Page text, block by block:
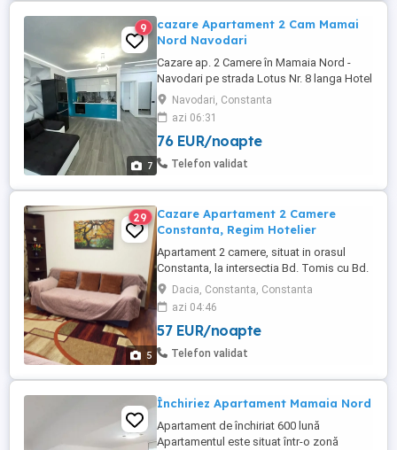
7
9
cazare Apartament 2 Cam Mamai
Nord Navodari
Cazare ap. 2 Camere în Mamaia Nord -
Navodari pe strada Lotus Nr. 8 langa Hotel
Opera si White Tower , langa cluburi , loc
de parcare Privat. Cei care nu au o parcare
este o mare problema cu parcarea în
zona, 100m de plaja .Luni-Miercuri 400
noapte -,Joi Vineri Sambata Duminica 500
Navodari, Constanta
azi 06:31
76 EUR/noapte
Telefon validat
5
29
Cazare Apartament 2 Camere
Constanta, Regim Hotelier
Apartament 2 camere, situat in orasul
Constanta, la intersectia Bd. Tomis cu Bd.
Al. Lapusneanu (zona Dacia - Tomis III),
etaj 2 din 4, vedere la bulevard, parcare
gratuită în zona blocului, supraveghere
video. Locatie excelenta, cu acces rapid
lcatre plaja, statiuni, mall, centrul vechi,
Dacia, Constanta, Constanta
azi 04:46
57 EUR/noapte
Telefon validat
Închiriez Apartament Mamaia Nord
Apartament de închiriat 600 lună
Apartamentul este situat într-o zonă